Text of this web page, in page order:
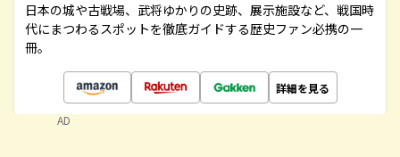
日本の城や古戦場、武将ゆかりの史跡、展示施設など、戦国時
代にまつわるスポットを徹底ガイドする歴史ファン必携の一
冊。
詳細を見る
AD